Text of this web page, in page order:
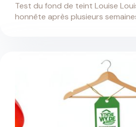
Test du fond de teint Louise
honnête après plusieurs